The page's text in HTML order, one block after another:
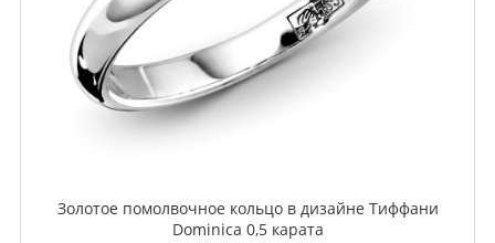
Золотое помолвочное кольцо в дизайне Тиффани
Dominica 0,5 карата